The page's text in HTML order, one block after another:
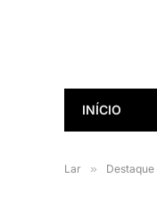
INÍCIO
Lar » Destaque